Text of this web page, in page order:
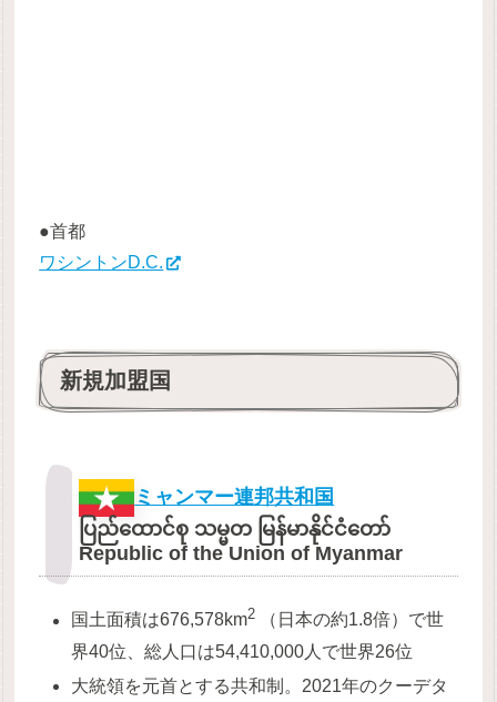
●首都
ワシントンD.C.
新規加盟国
ミャンマー連邦共和国
ပြည်ထောင်စု သမ္မတ မြန်မာနိုင်ငံတော်
Republic of the Union of Myanmar
国土面積は676,578km2 （日本の約1.8倍）で世
界40位、総人口は54,410,000人で世界26位
大統領を元首とする共和制。2021年のクーデタ